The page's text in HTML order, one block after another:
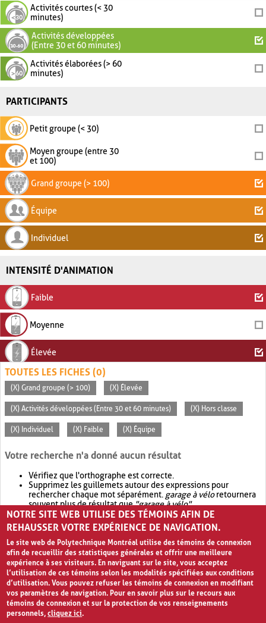
Activités courtes (< 30
minutes)
Activités développées
(Entre 30 et 60 minutes)
Activités élaborées (> 60
minutes)
PARTICIPANTS
Petit groupe (< 30)
Moyen groupe (entre 30
et 100)
Grand groupe (> 100)
Équipe
Individuel
INTENSITÉ D'ANIMATION
Faible
Moyenne
Élevée
TOUTES LES FICHES (0)
(X) Grand groupe (> 100) (X) Élevée
(X) Activités développées (Entre 30 et 60 minutes) (X) Hors classe
(X) Individuel (X) Faible (X) Équipe
Votre recherche n'a donné aucun résultat
Vérifiez que l'orthographe est correcte.
Supprimez les guillemets autour des expressions pour
rechercher chaque mot séparément. garage à véloretournera
souvent plus de résultat que"garage à vélo".
Envisagez d'élargir votre recherche avec OR.garage OR vélo
retournera souvent plus de résultat quegarage à vélo
NOTRE SITE WEB UTILISE DES TÉMOINS AFIN DE
REHAUSSER VOTRE EXPÉRIENCE DE NAVIGATION.
Le site web de Polytechnique Montréal utilise des témoins de connexion
afin de recueillir des statistiques générales et offrir une meilleure
expérience à ses visiteurs. En naviguant sur le site, vous acceptez
l’utilisation de ces témoins selon les modalités spécifiées aux conditions
d’utilisation. Vous pouvez refuser les témoins de connexion en modifiant
vos paramètres de navigation. Pour en savoir plus sur le recours aux
témoins de connexion et sur la protection de vos renseignements
personnels,cliquez ici.